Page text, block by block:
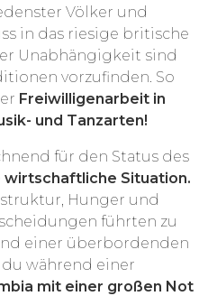
Völker und
in das riesige britische
Unabhängigkeit sind
vorzufinden. So
Freiwilligenarbeit in
und Tanzarten!
für den Status des
wirtschaftliche Situation.
Hunger und
führten zu
einer überbordenden
während einer
mit einer großen Not